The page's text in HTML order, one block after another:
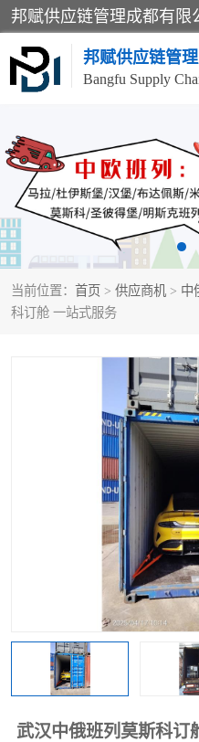
邦赋供应链管
当前位置： 首页 > 供应商机 > 中
科订舱 一站式服务
武汉中俄班列莫斯科订
进出口门到门
国际汽运
食品进口物流清关
化妆品进口清关物流
中俄铁路班列
蓉欧班列进口机械设备
中俄班列莫斯科